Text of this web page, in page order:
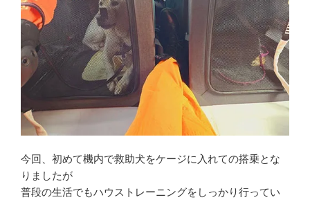
今回、初めて機内で救助犬をケージに入れての搭乗とな
りましたが
普段の生活でもハウストレーニングをしっかり行ってい